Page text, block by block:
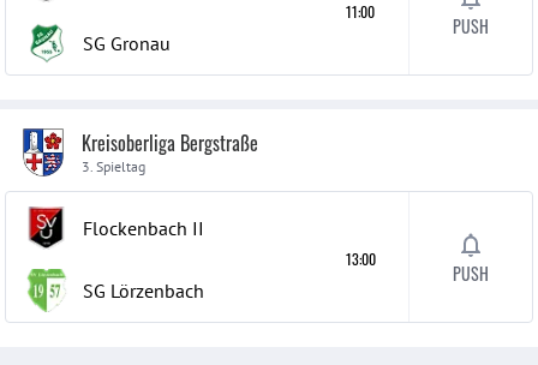
SG Gronau
11:00
PUSH
Kreisoberliga Bergstraße
3. Spieltag
Flockenbach II
SG Lörzenbach
13:00
PUSH